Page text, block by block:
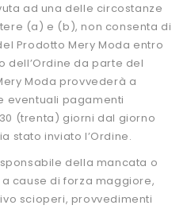
ad una delle circostanze
(a) e (b), non consenta di
Prodotto Mery Moda entro
dell’Ordine da parte del
Moda provvederà a
eventuali pagamenti
(trenta) giorni dal giorno
stato inviato l’Ordine.
della mancata o
cause di forza maggiore,
scioperi, provvedimenti